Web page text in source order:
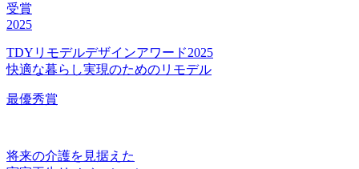
受賞
2025
TDYリモデルデザインアワード2025
快適な暮らし実現のためのリモデル
最優秀賞
将来の介護を見据えた